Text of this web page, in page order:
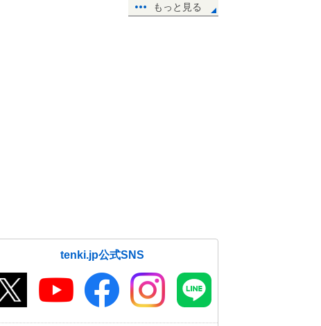
もっと見る
tenki.jp公式SNS